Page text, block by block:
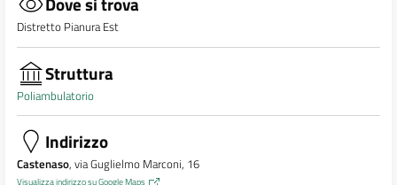
Distretto Pianura Est
Struttura
Poliambulatorio
Indirizzo
Castenaso, via Guglielmo Marconi, 16
Visualizza indirizzo su Google Maps